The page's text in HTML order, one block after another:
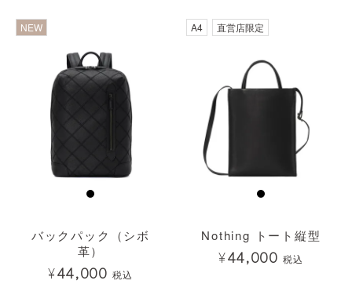
NEW
バックパック（シボ
革）
¥44,000 税込
A4 直営店限定
Nothing トート縦型
¥44,000 税込